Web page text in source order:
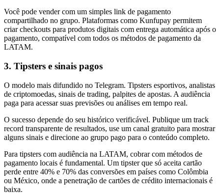
Você pode vender com um simples link de pagamento
compartilhado no grupo. Plataformas como Kunfupay permitem
criar checkouts para produtos digitais com entrega automática após o
pagamento, compatível com todos os métodos de pagamento da
LATAM.
3. Tipsters e sinais pagos
O modelo mais difundido no Telegram. Tipsters esportivos, analistas
de criptomoedas, sinais de trading, palpites de apostas. A audiência
paga para acessar suas previsões ou análises em tempo real.
O sucesso depende do seu histórico verificável. Publique um track
record transparente de resultados, use um canal gratuito para mostrar
alguns sinais e direcione ao grupo pago para o conteúdo completo.
Para tipsters com audiência na LATAM, cobrar com métodos de
pagamento locais é fundamental. Um tipster que só aceita cartão
perde entre 40% e 70% das conversões em países como Colômbia
ou México, onde a penetração de cartões de crédito internacionais é
baixa.